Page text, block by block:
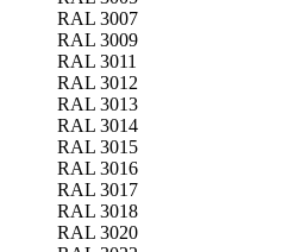
RAL 3007
RAL 3009
RAL 3011
RAL 3012
RAL 3013
RAL 3014
RAL 3015
RAL 3016
RAL 3017
RAL 3018
RAL 3020